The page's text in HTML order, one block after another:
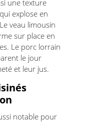
une texture
explose en
veau limousin
sur place en
Le porc lorrain
le jour
et leur jus.
notable pour